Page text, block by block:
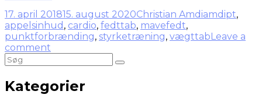
17. april 201815. august 2020Christian Amdiamdipt,
appelsinhud , cardio, fedttab, mavefedt,
punktforbrænding, styrketræning, vægttabLeave a
comment
Kategorier